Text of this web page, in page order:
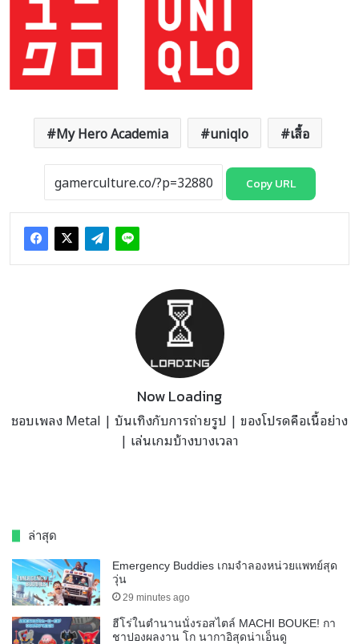
My Hero Academia uniqlo เสื้อ
Copy URL
Now Loading
ชอบเพลง Metal | บันเทิงกับการถ่ายรูป | ของโปรดคือเนื้อย่าง
| เล่นเกมบ้างบางเวลา
ล่าสุด
Emergency Buddies เกมจำลองหน่วยแพทย์สุด
วุ่น
29 minutes ago
ฮีโร่ในตำนานนั่งรอสไตล์ MACHI BOUKE! กา
ชาปองผลงาน โก นากาอิสุดน่าเอ็นดู